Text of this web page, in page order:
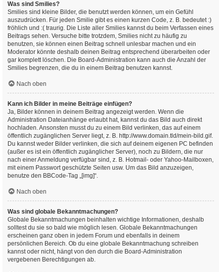
Was sind Smilies?
Smilies sind kleine Bilder, die benutzt werden können, um ein Gefühl
auszudrücken. Für jeden Smilie gibt es einen kurzen Code, z. B. bedeutet :)
fröhlich und :( traurig. Die Liste aller Smilies kannst du beim Verfassen eines
Beitrags sehen. Versuche bitte trotzdem, Smilies nicht zu häufig zu
benutzen, sie können einen Beitrag schnell unlesbar machen und ein
Moderator könnte deshalb deinen Beitrag entsprechend überarbeiten oder
gar komplett löschen. Die Board-Administration kann auch die Anzahl der
Smilies begrenzen, die du in einem Beitrag benutzen kannst.
Nach oben
Kann ich Bilder in meine Beiträge einfügen?
Ja, Bilder können in deinem Beitrag angezeigt werden. Wenn die
Administration Dateianhänge erlaubt hat, kannst du das Bild auch direkt
hochladen. Ansonsten musst du zu einem Bild verlinken, das auf einem
öffentlich zugänglichen Server liegt, z. B. http://www.domain.tld/mein-bild.gif.
Du kannst weder Bilder verlinken, die sich auf deinem eigenen PC befinden
(außer es ist ein öffentlich zugänglicher Server), noch zu Bildern, die nur
nach einer Anmeldung verfügbar sind, z. B. Hotmail- oder Yahoo-Mailboxen,
mit einem Passwort geschützte Seiten usw. Um das Bild anzuzeigen,
benutze den BBCode-Tag „[img]“.
Nach oben
Was sind globale Bekanntmachungen?
Globale Bekanntmachungen beinhalten wichtige Informationen, deshalb
solltest du sie so bald wie möglich lesen. Globale Bekanntmachungen
erscheinen ganz oben in jedem Forum und ebenfalls in deinem
persönlichen Bereich. Ob du eine globale Bekanntmachung schreiben
kannst oder nicht, hängt von den durch die Board-Administration
vergebenen Berechtigungen ab.